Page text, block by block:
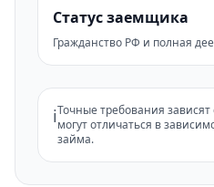
Статус заемщика
Гражданство РФ и полная
ℹ️Точные требования
могут отличаться в
займа.